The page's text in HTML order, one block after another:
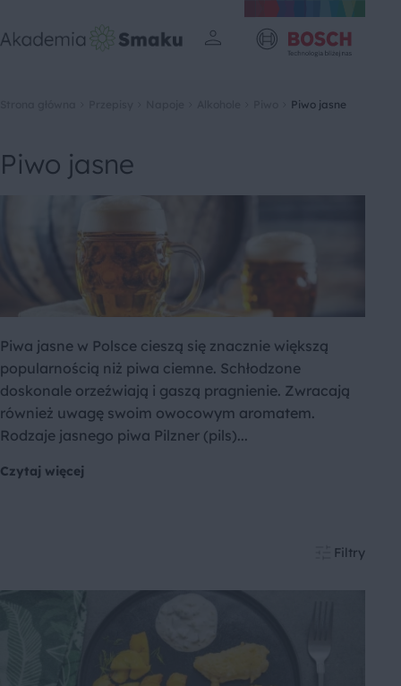
Piwo jasne
Piwo jasne
Piwa jasne w Polsce cieszą się znacznie większą
popularnością niż piwa ciemne. Schłodzone
doskonale orzeźwiają i gaszą pragnienie. Zwracają
również uwagę swoim owocowym aromatem.
Rodzaje jasnego piwa Pilzner (pils)...
Czytaj więcej
Filtry